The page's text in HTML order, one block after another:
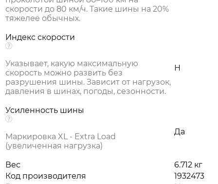
скорости до 80 км/ч. Такие шины на 20%
тяжелее обычных.
Индекс скорости
Указывает, какую максимальную
скорость можно развить без
разрушения шины. Зависит от нагрузок,
давления в шинах, погоды, сезонности.
H
Усиленность шины
Маркировка XL - Extra Load
(увеличенная нагрузка)
Да
Вес
6.712 кг
Код производителя
1932473